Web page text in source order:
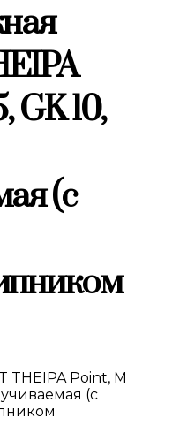
GK 10,
(с
THEIPA Point, M
(с